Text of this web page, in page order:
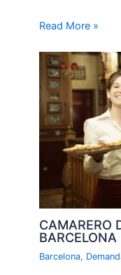
Read More »
CAMARERO
BARCELONA
Barcelona,